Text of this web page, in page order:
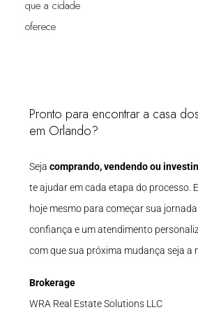
Pronto para encontrar a casa
em Orlando?
Seja comprando, vendendo ou
te ajudar em cada etapa do processo.
hoje mesmo para começar sua
confiança e um atendimento
com que sua próxima mudança seja a
Brokerage
WRA Real Estate Solutions LLC